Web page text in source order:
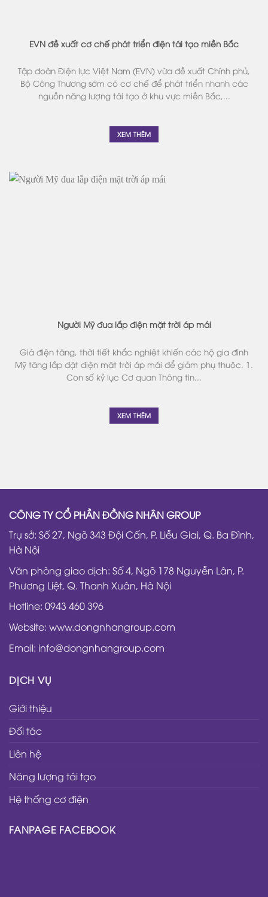
EVN đề xuất cơ chế phát triển điện tái tạo miền Bắc
Tập đoàn Điện lực Việt Nam (EVN) vừa đề xuất Chính phủ,
Bộ Công Thương sớm có cơ chế để phát triển nhanh các
nguồn năng lượng tái tạo ở khu vực miền Bắc,...
XEM THÊM
Người Mỹ đua lắp điện mặt trời áp mái
Giá điện tăng, thời tiết khắc nghiệt khiến các hộ gia đình
Mỹ tăng lắp đặt điện mặt trời áp mái để giảm phụ thuộc. 1.
Con số kỷ lục Cơ quan Thông tin...
XEM THÊM
CÔNG TY CỔ PHẦN ĐỒNG NHÂN GROUP
Trụ sở: Số 27, Ngõ 343 Đội Cấn, P. Liễu Giai, Q. Ba Đình,
Hà Nội
Văn phòng giao dịch: Số 4, Ngõ 178 Nguyễn Lân, P.
Phương Liệt, Q. Thanh Xuân, Hà Nội
Hotline: 0943 460 396
Website: www.dongnhangroup.com
Email: info@dongnhangroup.com
DỊCH VỤ
Giới thiệu
Đối tác
Liên hệ
Năng lượng tái tạo
Hệ thống cơ điện
FANPAGE FACEBOOK